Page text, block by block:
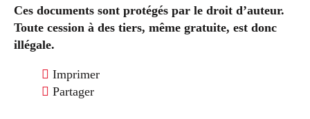
Ces documents sont protégés par le droit d’auteur.
Toute cession à des tiers, même gratuite, est donc
illégale.
Imprimer
Partager